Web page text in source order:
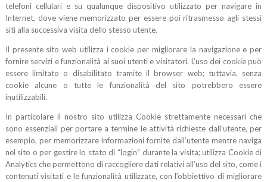
telefoni cellulari e su qualunque dispositivo utilizzato per navigare in
Internet, dove viene memorizzato per essere poi ritrasmesso agli stessi
siti alla successiva visita dello stesso utente.
Il presente sito web utilizza i cookie per migliorare la navigazione e per
fornire servizi e funzionalità ai suoi utenti e visitatori. L’uso dei cookie può
essere limitato o disabilitato tramite il browser web; tuttavia, senza
cookie alcune o tutte le funzionalità del sito potrebbero essere
inutilizzabili.
In particolare il nostro sito utilizza Cookie strettamente necessari che
sono essenziali per portare a termine le attività richieste dall’utente, per
esempio, per memorizzare informazioni fornite dall’utente mentre naviga
nel sito o per gestire lo stato di “login” durante la visita; utilizza Cookie di
Analytics che permettono di raccogliere dati relativi all’uso del sito, come i
contenuti visitati e le funzionalità utilizzate, con l’obbiettivo di migliorare